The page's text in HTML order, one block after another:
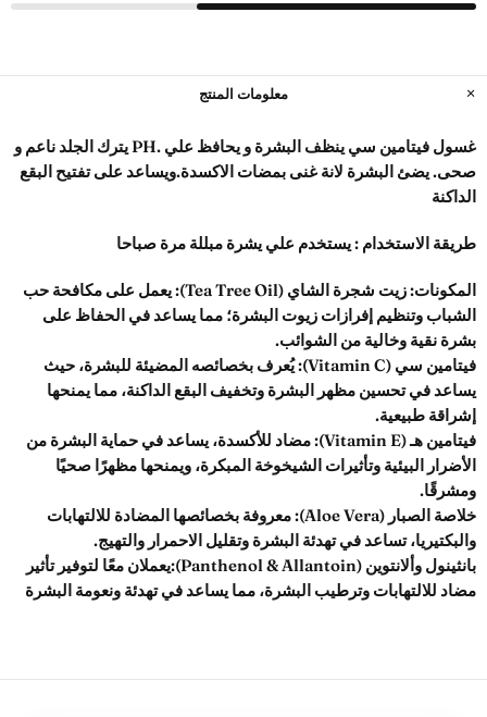
معلومات المنتج
غسول فيتامين سي ينظف البشرة و يحافظ علي .PH يترك الجلد ناعم و
صحى. يضئ البشرة لانة غنى بمضات الاكسدة.ويساعد على تفتيح البقع
الداكنة
طريقة الاستخدام : يستخدم علي يشرة مبللة مرة صباحا
المكونات:
زيت شجرة الشاي (Tea Tree Oil): يعمل على مكافحة حب
الشباب وتنظيم إفرازات زيوت البشرة؛ مما يساعد في الحفاظ على
بشرة نقية وخالية من الشوائب.
فيتامين سي (Vitamin C): يُعرف بخصائصه المضيئة للبشرة، حيث
يساعد في تحسين مظهر البشرة وتخفيف البقع الداكنة، مما يمنحها
إشراقة طبيعية.
فيتامين هـ (Vitamin E): مضاد للأكسدة، يساعد في حماية البشرة من
الأضرار البيئية وتأثيرات الشيخوخة المبكرة، ويمنحها مظهرًا صحيًا
ومشرقًا.
خلاصة الصبار (Aloe Vera): معروفة بخصائصها المضادة للالتهابات
والبكتيريا، تساعد في تهدئة البشرة وتقليل الاحمرار والتهيج.
بانثينول وألانتوين (Panthenol & Allantoin):يعملان معًا لتوفير تأثير
مضاد للالتهابات وترطيب البشرة، مما يساعد في تهدئة ونعومة البشرة